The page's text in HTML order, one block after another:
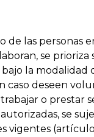
de las personas
se prioriza
bajo la modalidad
caso deseen
o prestar
se
vigentes